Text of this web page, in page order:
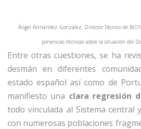
Ángel Fernández González, Director Técnico de
ponencias técnicas sobre la situación del
Entre otras cuestiones, se ha
desmán en diferentes
estado español así como de
manifiesto una clara regresión
todo vinculada al Sistema central
con numerosas poblaciones